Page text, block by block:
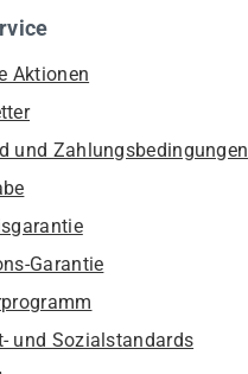
Aktionen
und Zahlungsbedingungen
Garantie
und Sozialstandards